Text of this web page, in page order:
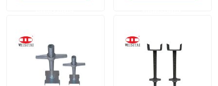
Γύρος εργοστασίων
Ποιοτικός έλεγχος